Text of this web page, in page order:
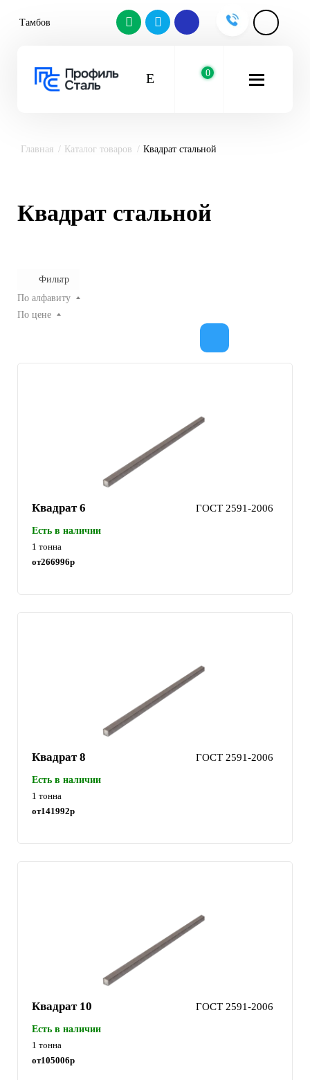
Тамбов
0
Главная Каталог товаров Квадрат стальной
Квадрат стальной
Фильтр
По алфавиту
По цене
Квадрат 6 ГОСТ 2591-2006
Есть в наличии
1 тонна
от266996р
Квадрат 8 ГОСТ 2591-2006
Есть в наличии
1 тонна
от141992р
Квадрат 10 ГОСТ 2591-2006
Есть в наличии
1 тонна
от105006р